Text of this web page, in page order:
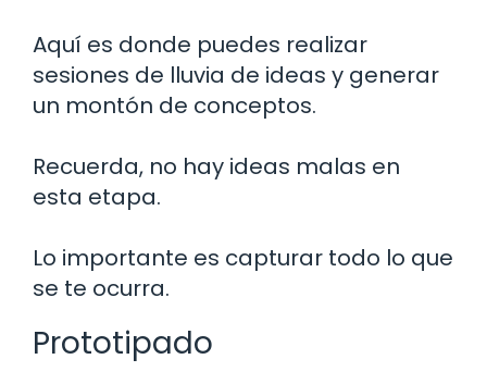
Aquí es donde puedes realizar
sesiones de lluvia de ideas y generar
un montón de conceptos.
Recuerda, no hay ideas malas en
esta etapa.
Lo importante es capturar todo lo que
se te ocurra.
Prototipado